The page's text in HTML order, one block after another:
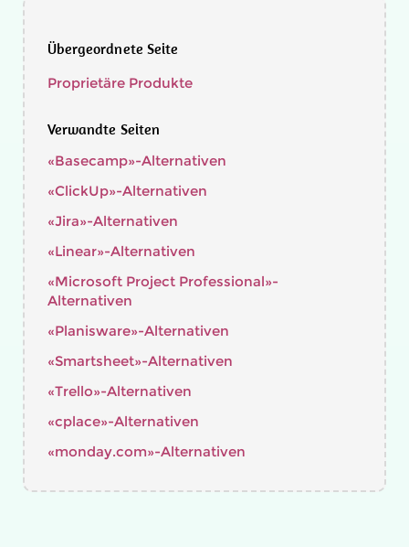
Übergeordnete Seite
Proprietäre Produkte
Verwandte Seiten
«Basecamp»-Alternativen
«ClickUp»-Alternativen
«Jira»-Alternativen
«Linear»-Alternativen
«Microsoft Project Professional»-
Alternativen
«Planisware»-Alternativen
«Smartsheet»-Alternativen
«Trello»-Alternativen
«cplace»-Alternativen
«monday.com»-Alternativen